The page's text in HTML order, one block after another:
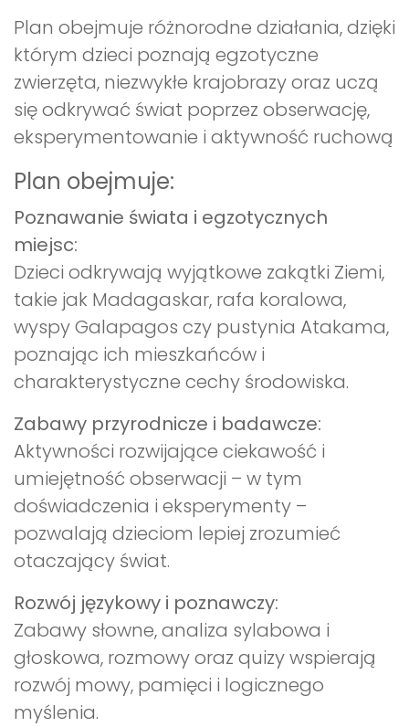
Plan obejmuje różnorodne działania, dzięki
którym dzieci poznają egzotyczne
zwierzęta, niezwykłe krajobrazy oraz uczą
się odkrywać świat poprzez obserwację,
eksperymentowanie i aktywność ruchową
Plan obejmuje:
Poznawanie świata i egzotycznych
miejsc:
Dzieci odkrywają wyjątkowe zakątki Ziemi,
takie jak Madagaskar, rafa koralowa,
wyspy Galapagos czy pustynia Atakama,
poznając ich mieszkańców i
charakterystyczne cechy środowiska.
Zabawy przyrodnicze i badawcze:
Aktywności rozwijające ciekawość i
umiejętność obserwacji – w tym
doświadczenia i eksperymenty –
pozwalają dzieciom lepiej zrozumieć
otaczający świat.
Rozwój językowy i poznawczy:
Zabawy słowne, analiza sylabowa i
głoskowa, rozmowy oraz quizy wspierają
rozwój mowy, pamięci i logicznego
myślenia.